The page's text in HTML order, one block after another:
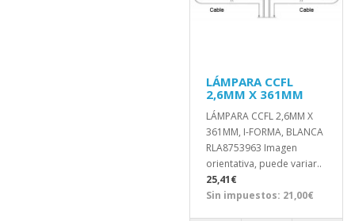
LÁMPARA CCFL
2,6MM X 361MM
LÁMPARA CCFL 2,6MM X
361MM, I-FORMA, BLANCA
RLA8753963 Imagen
orientativa, puede variar..
25,41€
Sin impuestos: 21,00€